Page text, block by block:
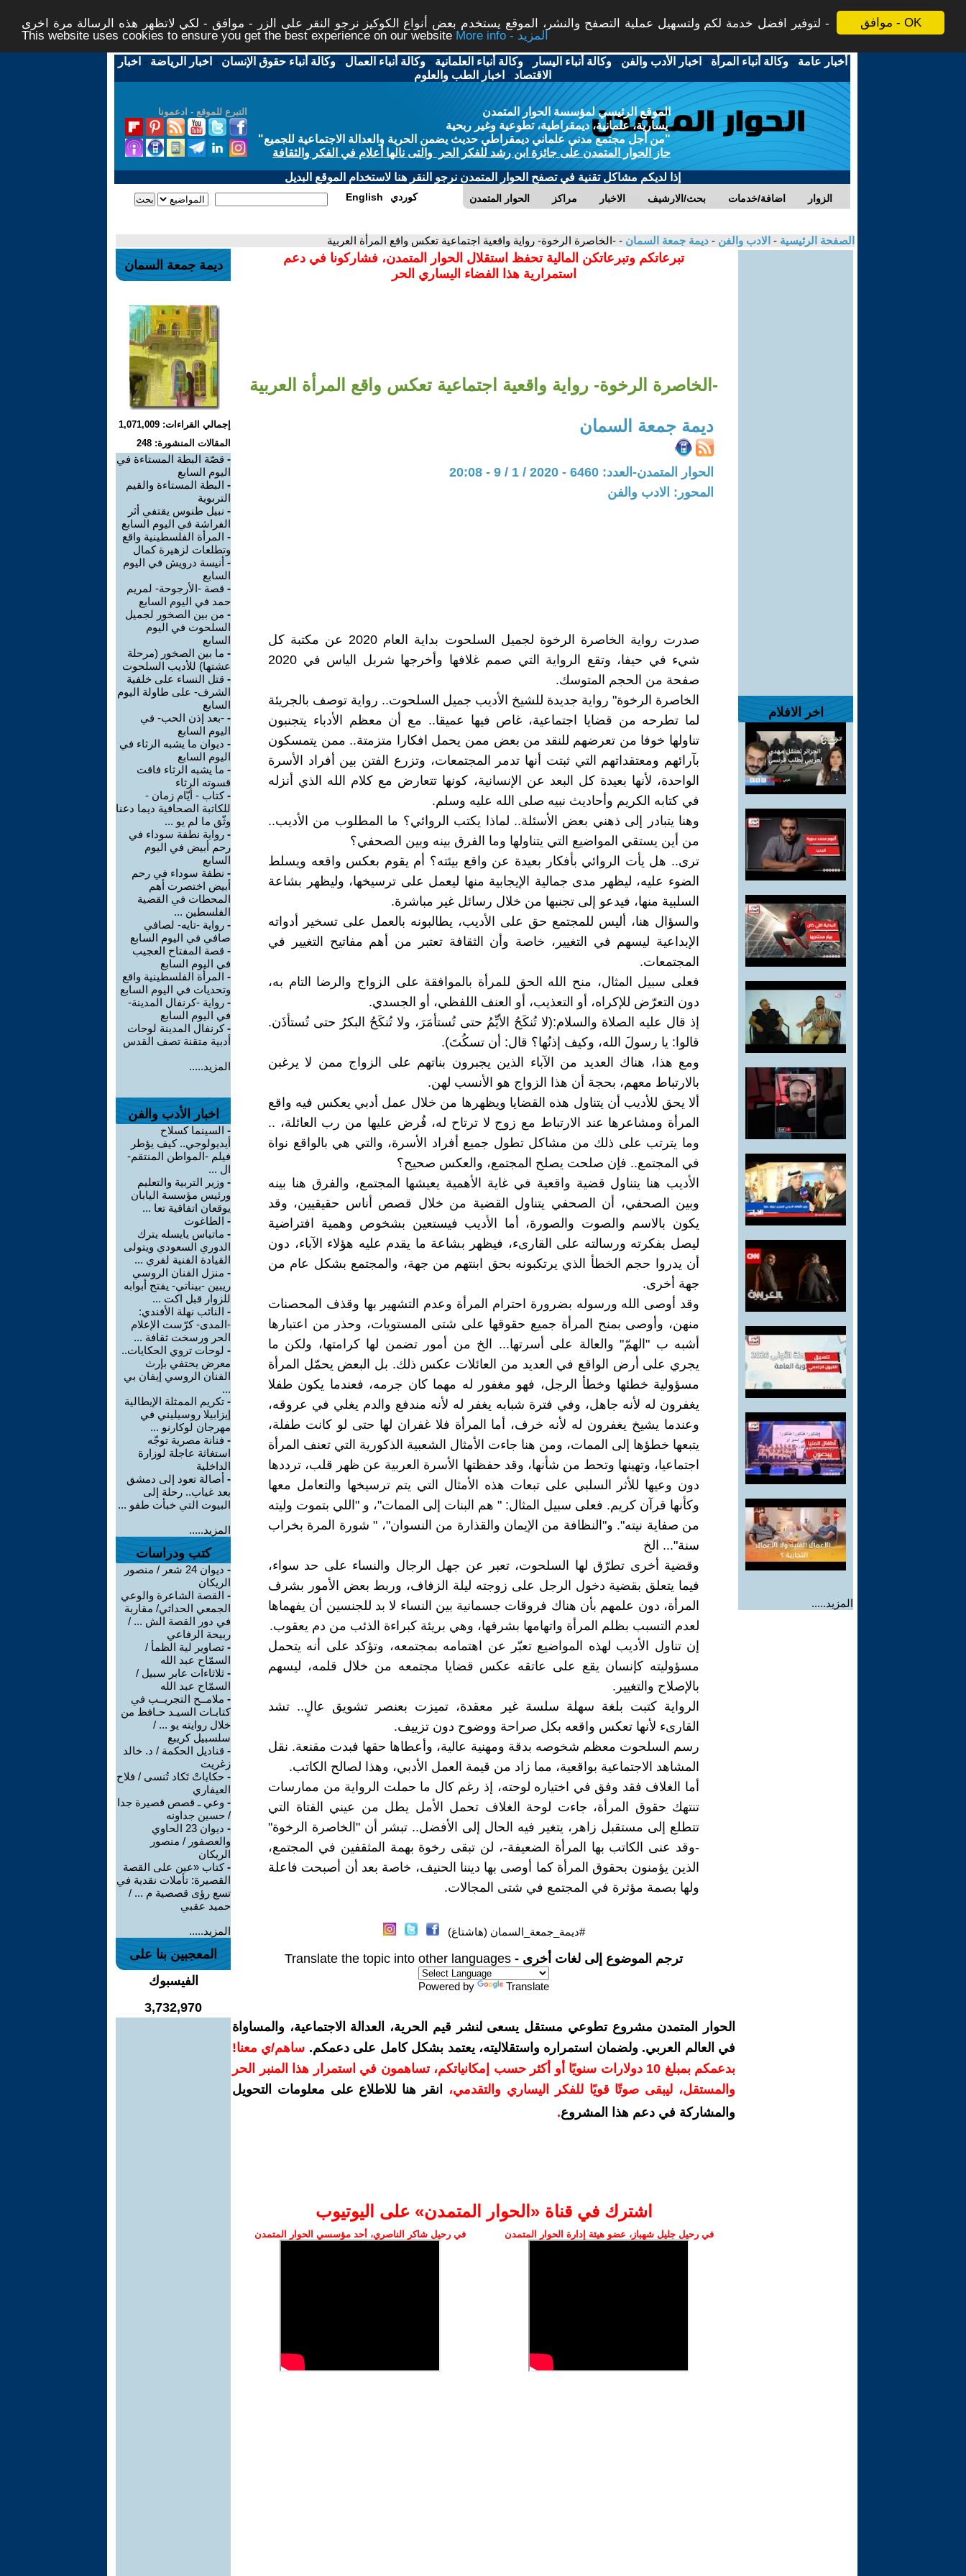
موافق - OK
لتوفير افضل خدمة لكم ولتسهيل عملية التصفح والنشر، الموقع يستخدم بعض أنواع الكوكيز نرجو النقر على الزر - موافق - لكي لاتظهر هذه الرسالة مرة اخرى -
This website uses cookies to ensure you get the best experience on our website
More info - المزيد
أخبار عامة -وكالة أنباء المرأة - اخبار الأدب والفن -وكالة أنباء اليسار -وكالة أنباء العلمانية -وكالة أنباء العمال -وكالة أنباء حقوق الإنسان - اخبار الرياضة - اخبار
الاقتصاد - اخبار الطب والعلوم
التبرع للموقع - ادعمونا
الموقع الرئيسي لمؤسسة الحوار المتمدن
يسارية، علمانية، ديمقراطية، تطوعية وغير ربحية
"من أجل مجتمع مدني علماني ديمقراطي حديث يضمن الحرية والعدالة الاجتماعية للجميع"
حاز الحوار المتمدن على جائزة ابن رشد للفكر الحر والتى نالها أعلام في الفكر والثقافة
إذا لديكم مشاكل تقنية في تصفح الحوار المتمدن نرجو النقر هنا لاستخدام الموقع البديل
الحوار المتمدن مراكز الاخبار بحث/الارشيف اضافة/خدمات الزوار English كوردي
الصفحة الرئيسية - الادب والفن - ديمة جمعة السمان - -الخاصرة الرخوة- رواية واقعية اجتماعية تعكس واقع المرأة العربية
اخر الافلام
المزيد.....
تبرعاتكم وتبرعاتكن المالية تحفظ استقلال الحوار المتمدن، فشاركونا في دعم
استمرارية هذا الفضاء اليساري الحر
-الخاصرة الرخوة- رواية واقعية اجتماعية تعكس واقع المرأة العربية
ديمة جمعة السمان
الحوار المتمدن-العدد: 6460 - 2020 / 1 / 9 - 20:08
المحور: الادب والفن
صدرت رواية الخاصرة الرخوة لجميل السلحوت بداية العام 2020 عن مكتبة كل
شيء في حيفا، وتقع الرواية التي صمم غلافها وأخرجها شربل الياس في 2020
صفحة من الحجم المتوسك.
الخاصرة الرخوة" رواية جديدة للشيخ الأديب جميل السلحوت.. رواية توصف بالجريئة
لما تطرحه من قضايا اجتماعية، غاص فيها عميقا.. مع أن معظم الأدباء يتجنبون
تناولها خوفا من تعرضهم للنقد من بعض ممن يحمل افكارا متزمتة.. ممن يتمسكون
بآرائهم ومعتقداتهم التي ثبتت أنها تدمر المجتمعات، وتزرع الفتن بين أفراد الأسرة
الواحدة، لأنها بعيدة كل البعد عن الإنسانية، كونها تتعارض مع كلام الله الذي أنزله
في كتابه الكريم وأحاديث نبيه صلى الله عليه وسلم.
وهنا يتبادر إلى ذهني بعض الأسئلة.. لماذا يكتب الروائي؟ ما المطلوب من الأديب..
من أين يستقي المواضيع التي يتناولها وما الفرق بينه وبين الصحفي؟
ترى.. هل يأت الروائي بأفكار بعيدة عن واقع بيئته؟ أم يقوم بعكس واقعه ويسلط
الضوء عليه، ليظهر مدى جمالية الإيجابية منها ليعمل على ترسيخها، وليظهر بشاعة
السلبية منها، فيدعو إلى تجنبها من خلال رسائل غير مباشرة.
والسؤال هنا، أليس للمجتمع حق على الأديب، يطالبونه بالعمل على تسخير أدواته
الإبداعية ليسهم في التغيير، خاصة وأن الثقافة تعتبر من أهم مفاتيح التغيير في
المجتمعات.
فعلى سبيل المثال، منح الله الحق للمرأة بالموافقة على الزواج والرضا التام به،
دون التعرّض للإكراه، أو التعذيب، أو العنف اللفظي، أو الجسدي.
إذ قال عليه الصلاة والسلام:(لا تُنكَحُ الأيِّمُ حتى تُستأمَرَ، ولا تُنكَحُ البكرُ حتى تُستأذَن.
قالوا: يا رسولَ الله، وكيف إذنُها؟ قال: أن تسكُتَ).
ومع هذا، هناك العديد من الآباء الذين يجبرون بناتهم على الزواج ممن لا يرغبن
بالارتباط معهم، بحجة أن هذا الزواج هو الأنسب لهن.
ألا يحق للأديب أن يتناول هذه القضايا ويظهرها من خلال عمل أدبي يعكس فيه واقع
المرأة ومشاعرها عند الارتباط مع زوج لا ترتاح له، فُرض عليها من رب العائلة، ..
وما يترتب على ذلك من مشاكل تطول جميع أفراد الأسرة، والتي هي بالواقع نواة
في المجتمع.. فإن صلحت يصلح المجتمع، والعكس صحيح؟
الأديب هنا يتناول قضية واقعية في غاية الأهمية يعيشها المجتمع، والفرق هنا بينه
وبين الصحفي، أن الصحفي يتناول القضية من خلال قصص أناس حقيقيين، وقد
يكون بالاسم والصوت والصورة، أما الأديب فيستعين بشخوص وهمية افتراضية
ليصل بفكرته ورسالته على القارىء، فيظهر بشاعة ما يقدم عليه هؤلاء الآباء، دون
أن يدروا حجم الخطأ الذي يرتكبونه بحق ابنتهم من جهة، والمجتمع بشكل عام من
جهة أخرى.
وقد أوصى الله ورسوله بضرورة احترام المرأة وعدم التشهير بها وقذف المحصنات
منهن، وأوصى بمنح المرأة جميع حقوقها على شتى المستويات، وحذر من اعتبارها
أشبه ب "الهمّ" والعالة على أسرتها... الخ من أمور تضمن لها كرامتها، ولكن ما
يجري على أرض الواقع في العديد من العائلات عكس ذلك. بل البعض يحمّل المرأة
مسؤولية خطئها وخطأ الرجل، فهو مغفور له مهما كان جرمه، فعندما يكون طفلا
يغفرون له لأنه جاهل، وفي فترة شبابه يغفر له لأنه مندفع والدم يغلي في عروقه،
وعندما يشيخ يغفرون له لأنه خرف، أما المرأة فلا غفران لها حتى لو كانت طفلة،
يتبعها خطؤها إلى الممات، ومن هنا جاءت الأمثال الشعبية الذكورية التي تعنف المرأة
اجتماعيا، وتهينها وتحط من شأنها، وقد حفظتها الأسرة العربية عن ظهر قلب، ترددها
دون وعيها للأثر السلبي على تبعات هذه الأمثال التي يتم ترسيخها والتعامل معها
وكأنها قرآن كريم. فعلى سبيل المثال: " هم البنات إلى الممات"، و "اللي بتموت وليته
من صفاية نيته". و"النظافة من الإيمان والقذارة من النسوان"، " شورة المرة بخراب
سنة"... الخ
وقضية أخرى تطرّق لها السلحوت، تعبر عن جهل الرجال والنساء على حد سواء،
فيما يتعلق بقضية دخول الرجل على زوجته ليلة الزفاف، وربط بعض الأمور بشرف
المرأة، دون علمهم بأن هناك فروقات جسمانية بين النساء لا بد للجنسين أن يفهماها
لعدم التسبب بظلم المرأة واتهامها بشرفها، وهي بريئة كبراءة الذئب من دم يعقوب.
إن تناول الأديب لهذه المواضيع تعبّر عن اهتمامه بمجتمعه، وتؤكد على أنه يتحمل
مسؤوليته كإنسان يقع على عاتقه عكس قضايا مجتمعه من خلال قلمه، ليسهم
بالإصلاح والتغيير.
الرواية كتبت بلغة سهلة سلسة غير معقدة، تميزت بعنصر تشويق عالٍ.. تشد
القارىء لأنها تعكس واقعه بكل صراحة ووضوح دون تزييف.
رسم السلحوت معظم شخوصه بدقة ومهنية عالية، وأعطاها حقها فبدت مقنعة. نقل
المشاهد الاجتماعية بواقعية، مما زاد من قيمة العمل الأدبي، وهذا لصالح الكاتب.
أما الغلاف فقد وفق في اختياره لوحته، إذ رغم كال ما حملت الرواية من ممارسات
تنتهك حقوق المرأة، جاءت لوحة الغلاف تحمل الأمل يطل من عيني الفتاة التي
تتطلع إلى مستقبل زاهر، يتغير فيه الحال إلى الأفضل.. تبشر أن "الخاصرة الرخوة"
-وقد عنى الكاتب بها المرأة الضعيفة-، لن تبقى رخوة بهمة المثقفين في المجتمع،
الذين يؤمنون بحقوق المرأة كما أوصى بها ديننا الحنيف، خاصة بعد أن أصبحت فاعلة
ولها بصمة مؤثرة في المجتمع في شتى المجالات.
#ديمة_جمعة_السمان (هاشتاغ)
ترجم الموضوع إلى لغات أخرى - Translate the topic into other languages
Powered by Translate
الحوار المتمدن مشروع تطوعي مستقل يسعى لنشر قيم الحرية، العدالة الاجتماعية، والمساواة
في العالم العربي. ولضمان استمراره واستقلاليته، يعتمد بشكل كامل على دعمكم. ساهم/ي معنا!
بدعمكم بمبلغ 10 دولارات سنويًا أو أكثر حسب إمكانياتكم، تساهمون في استمرار هذا المنبر الحر
والمستقل، ليبقى صوتًا قويًا للفكر اليساري والتقدمي،
انقر هنا للاطلاع على معلومات التحويل
والمشاركة في دعم هذا المشروع.
اشترك في قناة ‫«الحوار المتمدن» على اليوتيوب
في رحيل جليل شهباز، عضو هيئة إدارة الحوار المتمدن في رحيل شاكر الناصري، أحد مؤسسي الحوار المتمدن
ديمة جمعة السمان
إجمالي القراءات: 1,071,009
المقالات المنشورة: 248
- قصّة البطة المستاءة في
اليوم السابع
- البطة المستاءة والقيم
التربوية
- نبيل طنوس يقتفي أثر
الفراشة في اليوم السابع
- المرأة الفلسطينية واقع
وتطلعات لزهيرة كمال
- أنيسة درويش في اليوم
السابع
- قصة -الأرجوحة- لمريم
حمد في اليوم السابع
- من بين الصخور لجميل
السلحوت في اليوم
السابع
- ما بين الصخور (مرحلة
عشتها) للأديب السلحوت
- قتل النساء على خلفية
الشرف- على طاولة اليوم
السابع
- -بعد إذن الحب- في
اليوم السابع
- ديوان ما يشبه الرثاء في
اليوم السابع
- ما يشبه الرثاء فاقت
قسوته الرثاء
-كتاب - أيّام زمان -
للكاتبة الصحافية ديما دعنا
وثّق ما لم يو ...
- رواية نطفة سوداء في
رحم أبيض في اليوم
السابع
- نطفة سوداء في رحم
أبيض اختصرت أهم
المحطات في القضية
الفلسطين ...
- رواية -تايه- لصافي
صافي في اليوم السابع
- قصة المفتاح العجيب
في اليوم السابع
- المرأة الفلسطينية واقع
وتحديات في اليوم السابع
- رواية -كرنفال المدينة-
في اليوم السابع
-كرنفال المدينة لوحات
أدبية متقنة تصف القدس
المزيد.....
اخبار الأدب والفن
- السينما كسلاح
أيديولوجي.. كيف يؤطر
فيلم -المواطن المنتقم-
ال ...
- وزير التربية والتعليم
ورئيس مؤسسة اليابان
يوقعان اتفاقية تعا ...
- الطاغوت
- ماتياس يايسله يترك
الدوري السعودي ويتولى
القيادة الفنية لفري ...
- منزل الفنان الروسي
ريبين -بيناتي- يفتح أبوابه
للزوار قبل اكت ...
- النائب نهلة الأفندي:
-المدى- كرّست الإعلام
الحر ورسخت ثقافة ...
- لوحات تروي الحكايات..
معرض يحتفي بإرث
الفنان الروسي إيفان بي
...
- تكريم الممثلة الإيطالية
إيزابيلا روسيليني في
مهرجان لوكارنو ...
- فنانة مصرية توجّه
استغاثة عاجلة لوزارة
الداخلية
- أصالة تعود إلى دمشق
بعد غياب.. رحلة إلى
البيوت التي خبأت طفو ...
المزيد.....
كتب ودراسات
-
ديوان 24 شعر / منصور
الريكان
- القصة الشاعرة والوعي
الجمعي الحداثي/ مقاربة
في دور القصة الش ... /
ربيحة الرفاعي
- تصاوير لية الظمأ /
السمّاح عبد الله
- ثلاثاءات عابر سبيل /
السمّاح عبد الله
- ملامــح التجريــب في
كتابـات السيـد حـافظ من
خلال روايته يو ... /
سلسبيل كريبع
- قناديل الحكمة / د. خالد
زغريت
- حكاياتْ تَكاد تُنسى / فلاح
العيفاري
- وعي ـ قصص قصيرة جدا
/ حسين جداونه
-
ديوان 23 الحاوي
والعصفور / منصور
الريكان
-كتاب «عين على القصة
القصيرة: تأملات نقدية في
تسع رؤى قصصية م ... /
حميد عقبي
المزيد.....
المعجبين بنا على
الفيسبوك
3,732,970